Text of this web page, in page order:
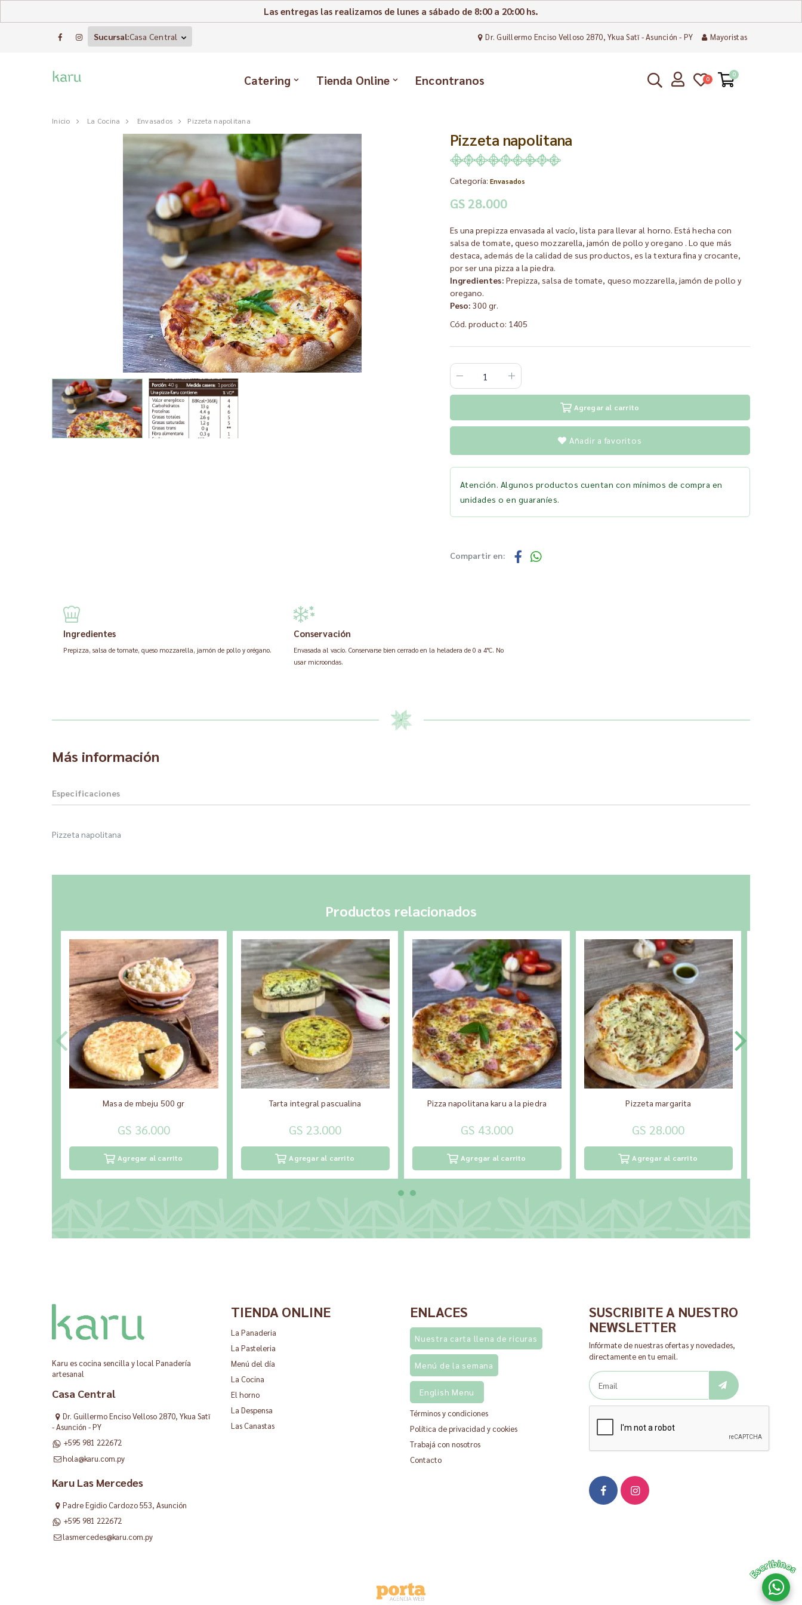
Las entregas las realizamos de lunes a sábado de 8:00 a 20:00 hs.
Sucursal:Casa Central Dr. Guillermo Enciso Velloso 2870, Ykua Satĩ - Asunción - PY Mayoristas
Catering Tienda Online Encontranos 0
0
Inicio La Cocina Envasados Pizzeta napolitana
Pizzeta napolitana
Categoría: Envasados
GS 28.000
Es una prepizza envasada al vacío, lista para llevar al horno. Está hecha con
salsa de tomate, queso mozzarella, jamón de pollo y oregano . Lo que más
destaca, además de la calidad de sus productos, es la textura fina y crocante,
por ser una pizza a la piedra.
Ingredientes: Prepizza, salsa de tomate, queso mozzarella, jamón de pollo y
oregano.
Peso:300 gr.
Cód. producto: 1405
Agregar al carrito
Añadir a favoritos
Atención. Algunos productos cuentan con mínimos de compra en
unidades o en guaraníes.
Compartir en:
Ingredientes
Prepizza, salsa de tomate, queso mozzarella, jamón de pollo y orégano.
Conservación
Envasada al vacío. Conservarse bien cerrado en la heladera de 0 a 4°C. No
usar microondas.
Más información
Especificaciones
Pizzeta napolitana
Productos relacionados
Masa de mbeju 500 gr
GS 36.000
Agregar al carrito
Tarta integral pascualina
GS 23.000
Agregar al carrito
Pizza napolitana karu a la piedra
GS 43.000
Agregar al carrito
Pizzeta margarita
GS 28.000
Agregar al carrito
Karu es cocina sencilla y local Panadería
artesanal
Casa Central
Dr. Guillermo Enciso Velloso 2870, Ykua Satĩ
- Asunción - PY
+595 981 222672
hola@karu.com.py
Karu Las Mercedes
Padre Egidio Cardozo 553, Asunción
+595 981 222672
lasmercedes@karu.com.py
TIENDA ONLINE
La Panaderia
La Pasteleria
Menú del día
La Cocina
El horno
La Despensa
Las Canastas
ENLACES
Nuestra carta llena de ricuras
Menú de la semana
English Menu
Términos y condiciones
Política de privacidad y cookies
Trabajá con nosotros
Contacto
SUSCRIBITE A NUESTRO
NEWSLETTER
Infórmate de nuestras ofertas y novedades,
directamente en tu email.
Escribinos